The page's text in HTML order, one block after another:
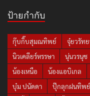
ป้ายกำกับ
กุ๊บกิ๊บสุมณทิพย์ จุ๋ยวรัท
นิวเคลียร์หรรษา
นุ่นวรนุช
น้องเหนือ
น้องแอบิเกล
บุ๋ม ปนัดดา
ปุ๊กลุกฝนทิพย์